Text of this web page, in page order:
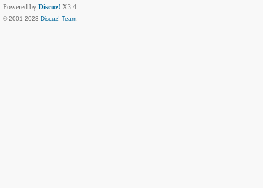
Powered by Discuz! X3.4
© 2001-2023 Discuz! Team